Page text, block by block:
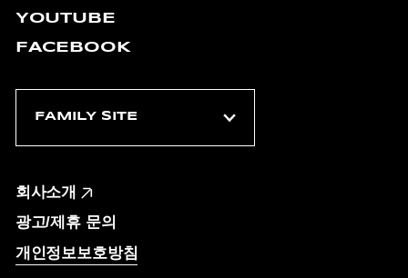
YOUTUBE
FACEBOOK
회사소개
광고/제휴 문의
개인정보보호방침